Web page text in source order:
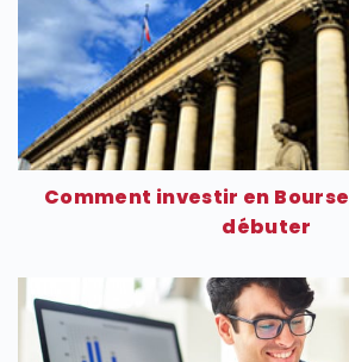
Comment investir en
débuter